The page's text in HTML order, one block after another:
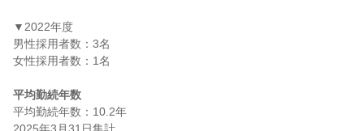
▼2022年度
男性採用者数：3名
女性採用者数：1名
平均勤続年数
平均勤続年数：10.2年